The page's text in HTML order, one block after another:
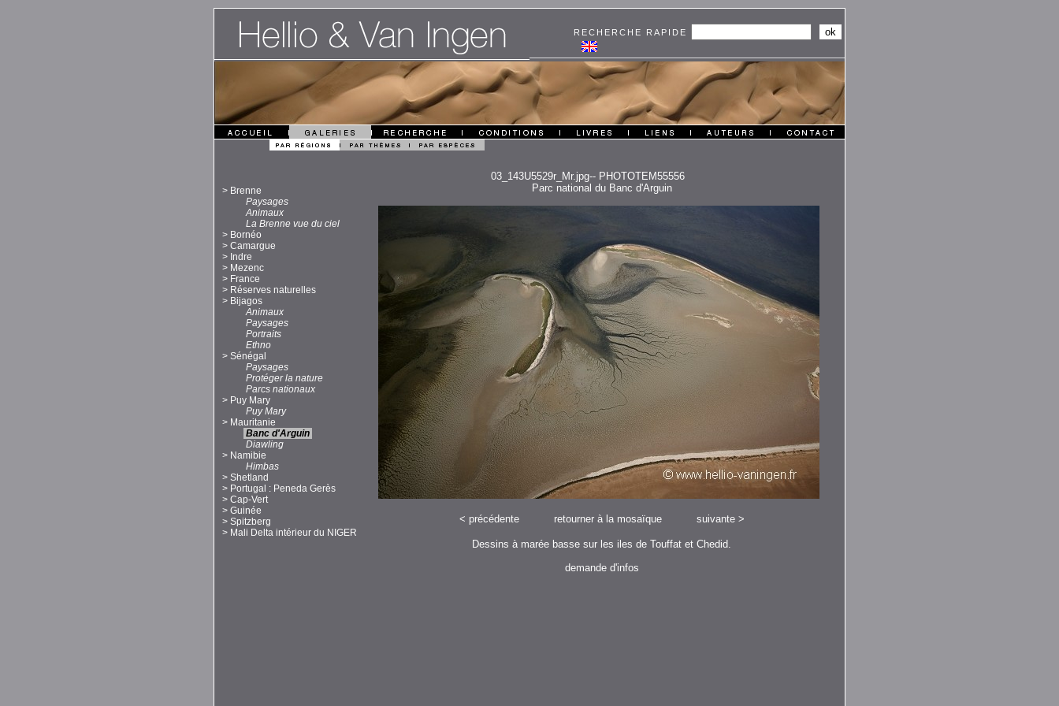
RECHERCHE RAPIDE
03_143U5529r_Mr.jpg-- PHOTOTEM55556
> Brenne
Paysages
Animaux
La Brenne vue du ciel
> Bornéo
> Camargue
> Indre
> Mezenc
> France
> Réserves naturelles
> Bijagos
Animaux
Paysages
Portraits
Ethno
> Sénégal
Paysages
Protéger la nature
Parcs nationaux
> Puy Mary
Puy Mary
> Mauritanie
Banc d'Arguin
Diawling
> Namibie
Himbas
> Shetland
> Portugal : Peneda Gerès
> Cap-Vert
> Guinée
> Spitzberg
> Mali Delta intérieur du NIGER
Parc national du Banc d'Arguin
< précédente retourner à la mosaïque suivante>
Dessins à marée basse sur les iles de Touffat et Chedid.
demande d'infos